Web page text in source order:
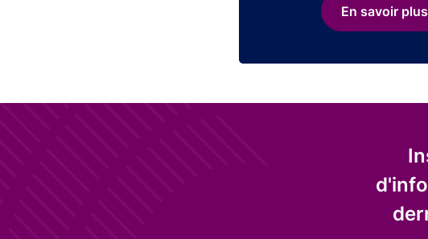
En savoir plus